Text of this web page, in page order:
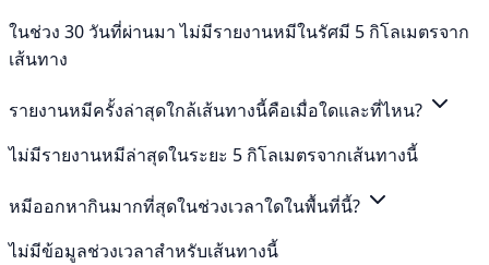
ในช่วง 30 วันที่ผ่านมา ไม่มีรายงานหมีในรัศมี 5 กิโลเมตรจาก
เส้นทาง
รายงานหมีครั้งล่าสุดใกล้เส้นทางนี้คือเมื่อใดและที่ไหน?
ไม่มีรายงานหมีล่าสุดในระยะ 5 กิโลเมตรจากเส้นทางนี้
หมีออกหากินมากที่สุดในช่วงเวลาใดในพื้นที่นี้?
ไม่มีข้อมูลช่วงเวลาสำหรับเส้นทางนี้